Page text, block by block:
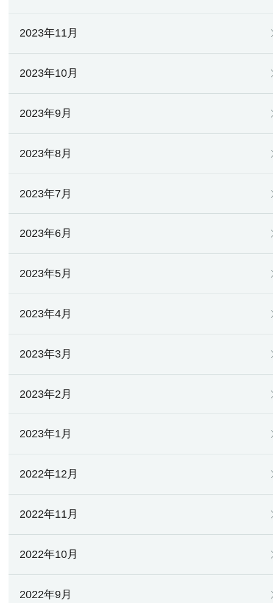
2023年11月
2023年10月
2023年9月
2023年8月
2023年7月
2023年6月
2023年5月
2023年4月
2023年3月
2023年2月
2023年1月
2022年12月
2022年11月
2022年10月
2022年9月